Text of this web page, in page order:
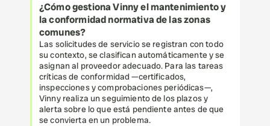
¿Cómo gestiona Vinny el mantenimiento y
la conformidad normativa de las zonas
comunes?
Las solicitudes de servicio se registran con todo
su contexto, se clasifican automáticamente y se
asignan al proveedor adecuado. Para las tareas
críticas de conformidad —certificados,
inspecciones y comprobaciones periódicas—,
Vinny realiza un seguimiento de los plazos y
alerta sobre lo que está pendiente antes de que
se convierta en un problema.